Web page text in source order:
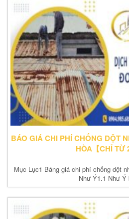
BÁO GIÁ CHI PHÍ CHỐNG DỘT
HÒA【CHỈ TỪ
Mục Lục1 Bảng giá chi phí chống dột
Như Ý1.1 Như Ý